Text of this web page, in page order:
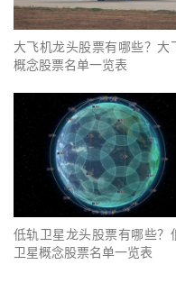
大飞机龙头股票有哪些？大
概念股票名单一览表
低轨卫星龙头股票有哪些？
卫星概念股票名单一览表